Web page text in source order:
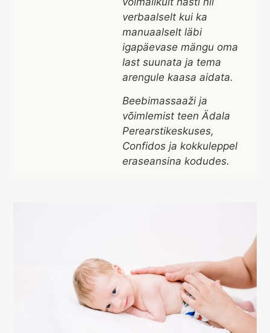
verbaalselt kui ka
manuaalselt läbi
igapäevase mängu oma
last suunata ja tema
arengule kaasa aidata.
Beebimassaaži ja
võimlemist teen Ädala
Perearstikeskuses,
Confidos ja kokkuleppel
eraseansina kodudes.